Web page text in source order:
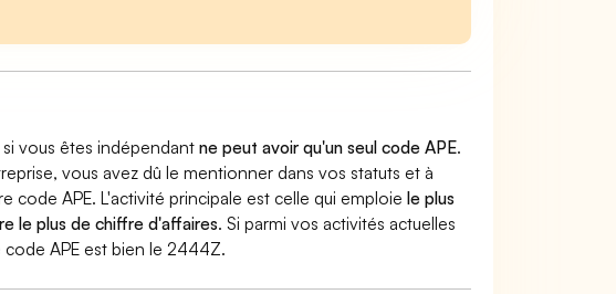
vous êtes indépendantne peut avoir qu'un seul code APE.
vous avez dû le mentionner dans vos statuts et à
code APE. L'activité principale est celle qui emploiele plus
le plus de chiffre d'affaires. Si parmi vos activités actuelles
APE est bien le 2444Z.